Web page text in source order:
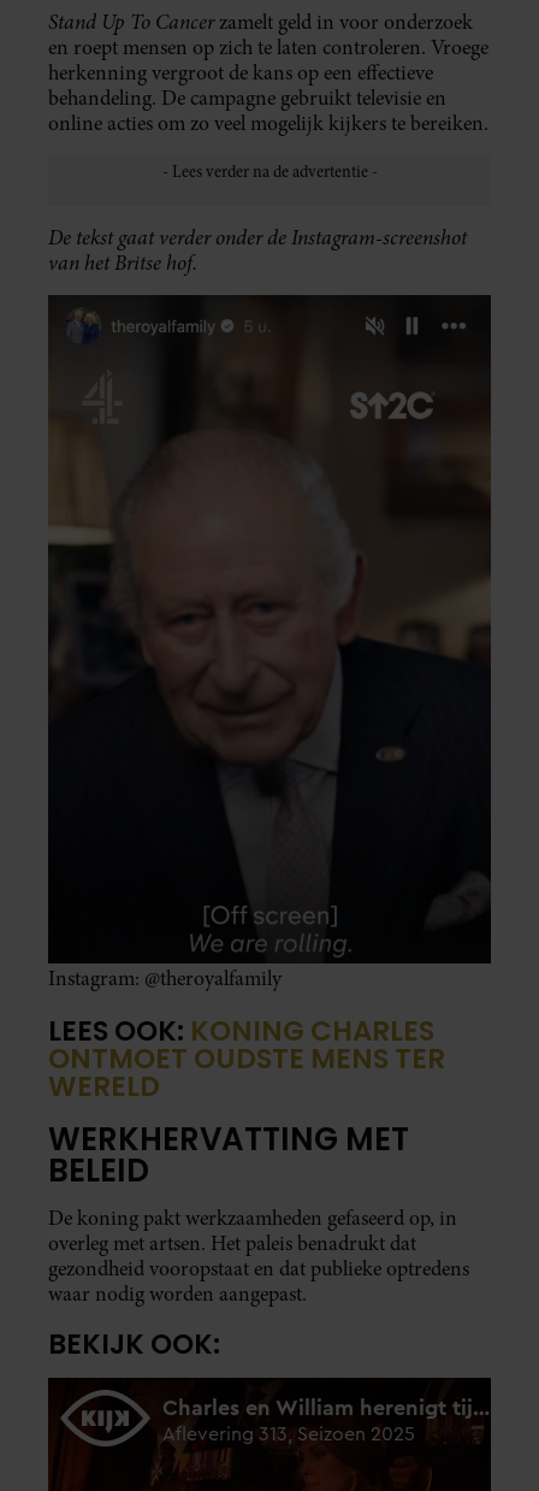
Stand Up To Cancerzamelt geld in voor onderzoek
en roept mensen op zich te laten controleren. Vroege
herkenning vergroot de kans op een effectieve
behandeling. De campagne gebruikt televisie en
online acties om zo veel mogelijk kijkers te bereiken.
De tekst gaat verder onder de Instagram-screenshot
van het Britse hof.
Instagram: @theroyalfamily
LEES OOK: KONING CHARLES
ONTMOET OUDSTE MENS TER
WERELD
WERKHERVATTING MET
BELEID
De koning pakt werkzaamheden gefaseerd op, in
overleg met artsen. Het paleis benadrukt dat
gezondheid vooropstaat en dat publieke optredens
waar nodig worden aangepast.
BEKIJK OOK: